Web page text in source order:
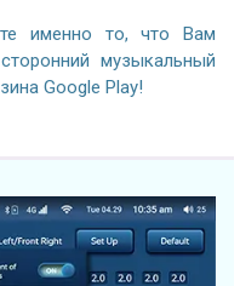
именно то, что Вам
музыкальный
Google Play!